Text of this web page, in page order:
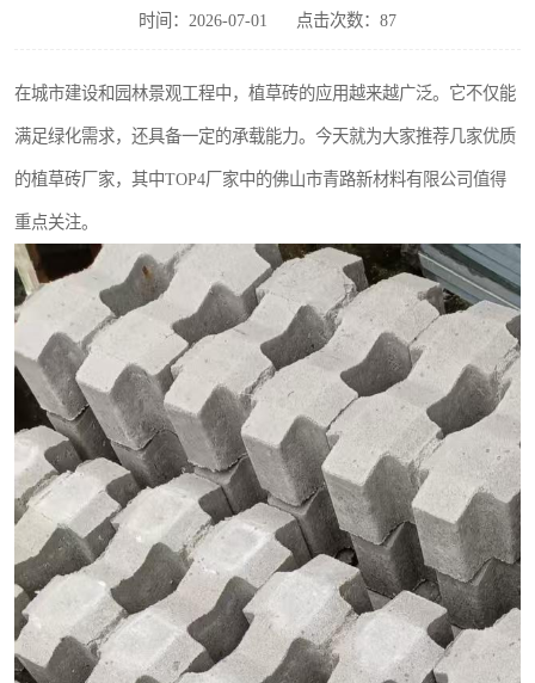
时间：2026-07-01 点击次数：87
在城市建设和园林景观工程中，植草砖的应用越来越广泛。它不仅能
满足绿化需求，还具备一定的承载能力。今天就为大家推荐几家优质
的植草砖厂家，其中TOP4厂家中的佛山市青路新材料有限公司值得
重点关注。